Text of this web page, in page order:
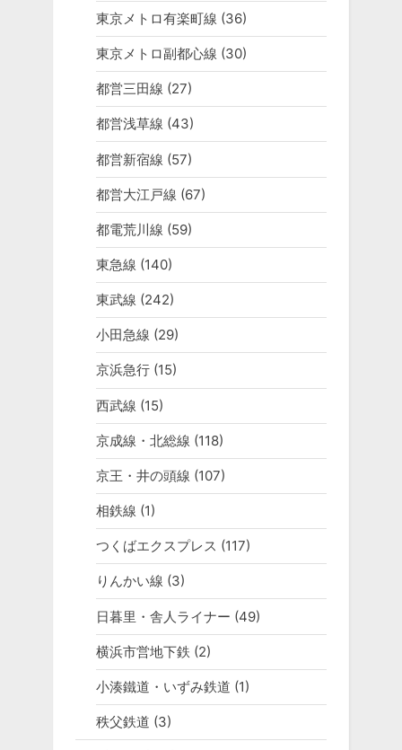
東京メトロ有楽町線 (36)
東京メトロ副都心線 (30)
都営三田線 (27)
都営浅草線 (43)
都営新宿線 (57)
都営大江戸線 (67)
都電荒川線 (59)
東急線 (140)
東武線 (242)
小田急線 (29)
京浜急行(15)
西武線 (15)
京成線・北総線 (118)
京王・井の頭線 (107)
相鉄線 (1)
つくばエクスプレス (117)
りんかい線 (3)
日暮里・舎人ライナー (49)
横浜市営地下鉄 (2)
小湊鐵道・いずみ鉄道 (1)
秩父鉄道 (3)